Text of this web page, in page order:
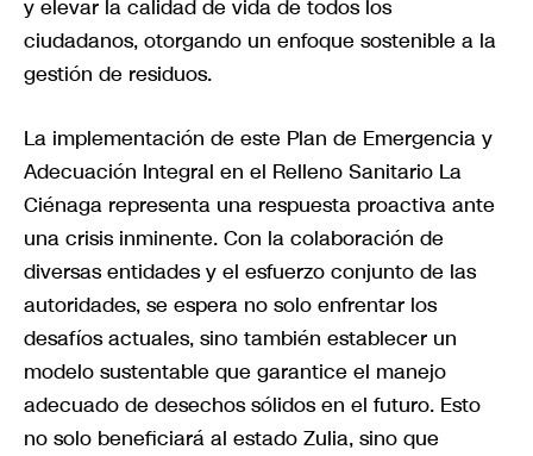
y elevar la calidad de vida de todos los
ciudadanos, otorgando un enfoque sostenible a la
gestión de residuos.
La implementación de este Plan de Emergencia y
Adecuación Integral en el Relleno Sanitario La
Ciénaga representa una respuesta proactiva ante
una crisis inminente. Con la colaboración de
diversas entidades y el esfuerzo conjunto de las
autoridades, se espera no solo enfrentar los
desafíos actuales, sino también establecer un
modelo sustentable que garantice el manejo
adecuado de desechos sólidos en el futuro. Esto
no solo beneficiará al estado Zulia, sino que